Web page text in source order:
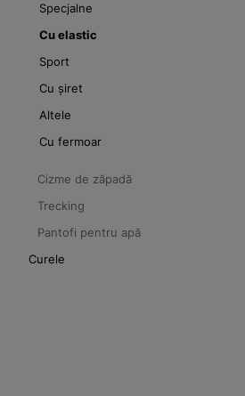
Specjalne
Cu elastic
Sport
Cu șiret
Altele
Cu fermoar
Cizme de zăpadă
Trecking
Pantofi pentru apă
Curele